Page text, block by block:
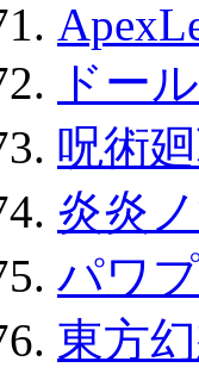
ドー
呪術
炎炎
パワ
東方